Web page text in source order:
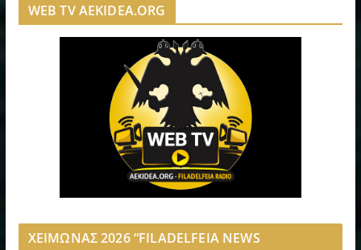
WEB TV AEKIDEA.ORG
ΧΕΙΜΩΝΑΣ 2026 “FILADELFEIA NEWS